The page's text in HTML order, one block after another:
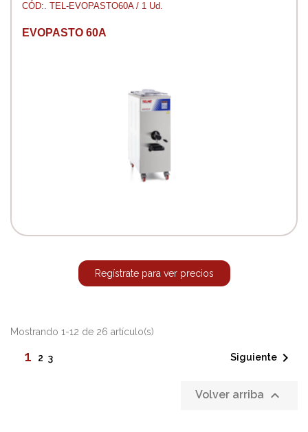
CÓD:. TEL-EVOPASTO60A / 1 Ud.
EVOPASTO 60A
Regístrate para ver precios
Mostrando 1-12 de 26 artículo(s)
1 2 3 Siguiente 
Volver arriba 